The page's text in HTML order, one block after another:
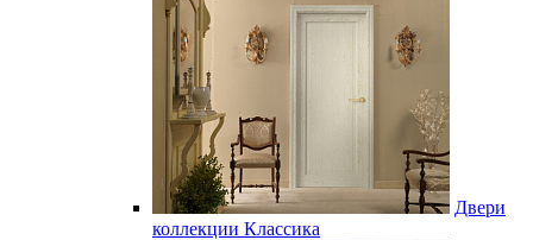
Двери
коллекции Классика